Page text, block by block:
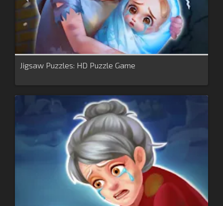
Jigsaw Puzzles: HD Puzzle Game